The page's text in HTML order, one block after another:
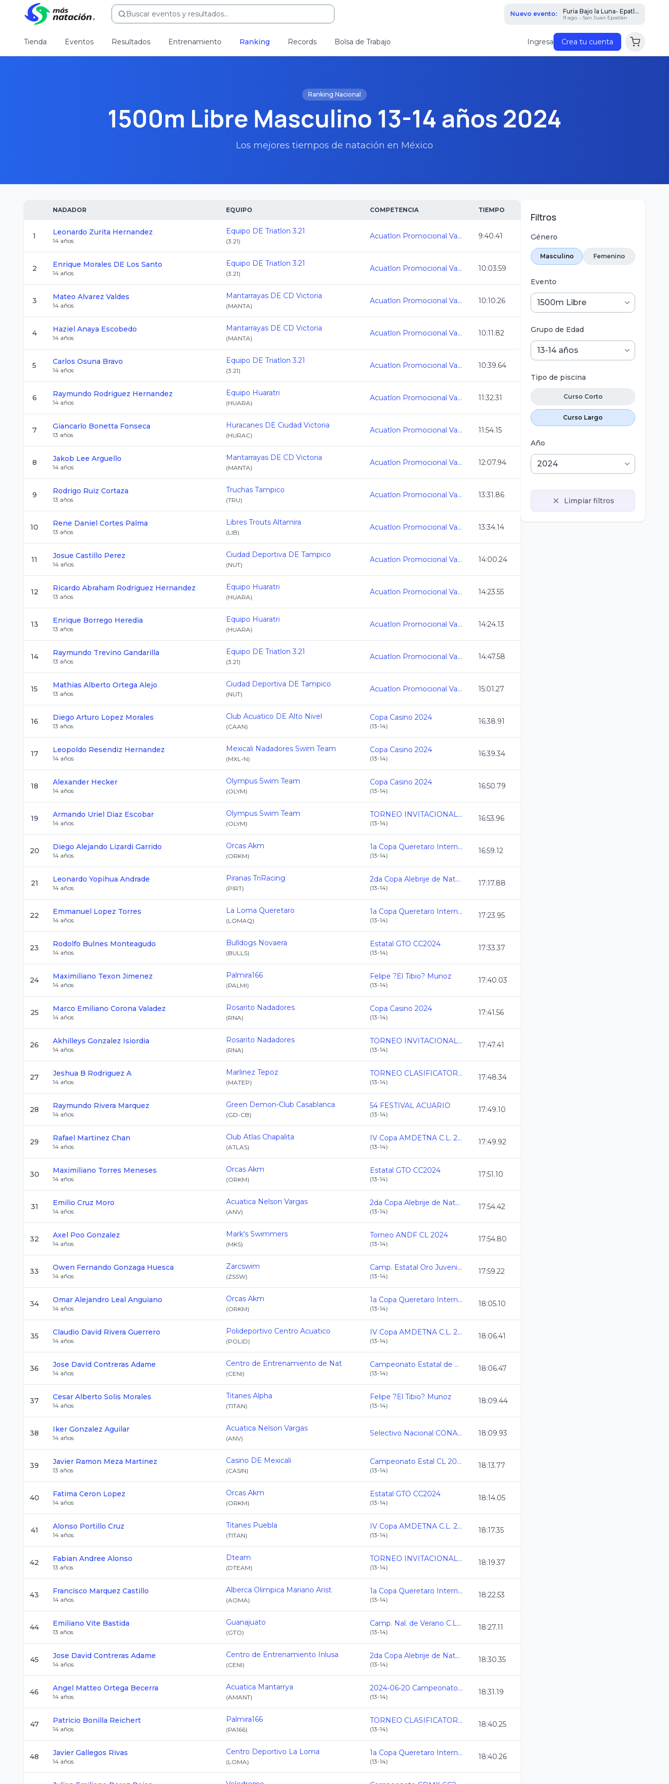
Buscar eventos y resultados... Nuevo evento: Furia Bajo la Luna- Epatl...
9 ago. • San Juan Epatlán
Tienda Eventos Resultados Entrenamiento Ranking Records Bolsa de Trabajo Ingresa Crea tu cuenta
Ranking Nacional
1500m Libre Masculino 13-14 años 2024
Los mejores tiempos de natación en México
NADADOR EQUIPO COMPETENCIA TIEMPO
1 Leonardo Zurita Hernandez
14 años
Equipo DE Triatlon 3.21
(3.21)
Acuatlon Promocional Vamos Todos al Siglo XXI 9:40.41
2 Enrique Morales DE Los Santo
14 años
Equipo DE Triatlon 3.21
(3.21)
Acuatlon Promocional Vamos Todos al Siglo XXI 10:03.59
3 Mateo Alvarez Valdes
14 años
Mantarrayas DE CD Victoria
(MANTA)
Acuatlon Promocional Vamos Todos al Siglo XXI 10:10.26
4 Haziel Anaya Escobedo
14 años
Mantarrayas DE CD Victoria
(MANTA)
Acuatlon Promocional Vamos Todos al Siglo XXI 10:11.82
5 Carlos Osuna Bravo
14 años
Equipo DE Triatlon 3.21
(3.21)
Acuatlon Promocional Vamos Todos al Siglo XXI 10:39.64
6 Raymundo Rodriguez Hernandez
14 años
Equipo Huaratri
(HUARA)
Acuatlon Promocional Vamos Todos al Siglo XXI 11:32.31
7 Giancarlo Bonetta Fonseca
13 años
Huracanes DE Ciudad Victoria
(HURAC)
Acuatlon Promocional Vamos Todos al Siglo XXI 11:54.15
8 Jakob Lee Arguello
14 años
Mantarrayas DE CD Victoria
(MANTA)
Acuatlon Promocional Vamos Todos al Siglo XXI 12:07.94
9 Rodrigo Ruiz Cortaza
13 años
Truchas Tampico
(TRU)
Acuatlon Promocional Vamos Todos al Siglo XXI 13:31.86
10 Rene Daniel Cortes Palma
13 años
Libres Trouts Altamira
(LIB)
Acuatlon Promocional Vamos Todos al Siglo XXI 13:34.14
11 Josue Castillo Perez
14 años
Ciudad Deportiva DE Tampico
(NUT)
Acuatlon Promocional Vamos Todos al Siglo XXI 14:00.24
12 Ricardo Abraham Rodriguez Hernandez
13 años
Equipo Huaratri
(HUARA)
Acuatlon Promocional Vamos Todos al Siglo XXI 14:23.55
13 Enrique Borrego Heredia
13 años
Equipo Huaratri
(HUARA)
Acuatlon Promocional Vamos Todos al Siglo XXI 14:24.13
14 Raymundo Trevino Gandarilla
13 años
Equipo DE Triatlon 3.21
(3.21)
Acuatlon Promocional Vamos Todos al Siglo XXI 14:47.58
15 Mathias Alberto Ortega Alejo
13 años
Ciudad Deportiva DE Tampico
(NUT)
Acuatlon Promocional Vamos Todos al Siglo XXI 15:01.27
16 Diego Arturo Lopez Morales
13 años
Club Acuatico DE Alto Nivel
(CAAN)
Copa Casino 2024
(13-14)
16:38.91
17 Leopoldo Resendiz Hernandez
14 años
Mexicali Nadadores Swim Team
(MXL-N)
Copa Casino 2024
(13-14)
16:39.34
18 Alexander Hecker
14 años
Olympus Swim Team
(OLYM)
Copa Casino 2024
(13-14)
16:50.79
19 Armando Uriel Diaz Escobar
14 años
Olympus Swim Team
(OLYM)
TORNEO INVITACIONAL DE INVIERNO CL 2024
(13-14)
16:53.96
20 Diego Alejando Lizardi Garrido
14 años
Orcas Akm
(ORKM)
1a Copa Queretaro Internacional
(13-14)
16:59.12
21 Leonardo Yopihua Andrade
14 años
Piranas TriRacing
(PIRT)
2da Copa Alebrije de Natacion CL 2024
(13-14)
17:17.88
22 Emmanuel Lopez Torres
14 años
La Loma Queretaro
(LOMAQ)
1a Copa Queretaro Internacional
(13-14)
17:23.95
23 Rodolfo Bulnes Monteagudo
14 años
Bulldogs Novaera
(BULLS)
Estatal GTO CC2024
(13-14)
17:33.37
24 Maximiliano Texon Jimenez
14 años
Palmira166
(PALMI)
Felipe ?El Tibio? Munoz
(13-14)
17:40.03
25 Marco Emiliano Corona Valadez
14 años
Rosarito Nadadores
(RNA)
Copa Casino 2024
(13-14)
17:41.56
26 Akhilleys Gonzalez Isiordia
14 años
Rosarito Nadadores
(RNA)
TORNEO INVITACIONAL DE INVIERNO CL 2024
(13-14)
17:47.41
27 Jeshua B Rodriguez A
14 años
Marlinez Tepoz
(MATEP)
TORNEO CLASIFICATORIO AMORNAC 12 Y 13 OCT 24
(13-14)
17:48.34
28 Raymundo Rivera Marquez
14 años
Green Demon-Club Casablanca
(GD-CB)
54 FESTIVAL ACUARIO
(13-14)
17:49.10
29 Rafael Martinez Chan
14 años
Club Atlas Chapalita
(ATLAS)
IV Copa AMDETNA C.L. 2024
(13-14)
17:49.92
30 Maximiliano Torres Meneses
14 años
Orcas Akm
(ORKM)
Estatal GTO CC2024
(13-14)
17:51.10
31 Emilio Cruz Moro
14 años
Acuatica Nelson Vargas
(ANV)
2da Copa Alebrije de Natacion CL 2024
(13-14)
17:54.42
32 Axel Poo Gonzalez
14 años
Mark's Swimmers
(MKS)
Torneo ANDF CL 2024
(13-14)
17:54.80
33 Owen Fernando Gonzaga Huesca
14 años
Zarcswim
(ZSSW)
Camp. Estatal Oro Juvenil C.L. 2023-2024
(13-14)
17:59.22
34 Omar Alejandro Leal Anguiano
14 años
Orcas Akm
(ORKM)
1a Copa Queretaro Internacional
(13-14)
18:05.10
35 Claudio David Rivera Guerrero
14 años
Polideportivo Centro Acuatico
(POLID)
IV Copa AMDETNA C.L. 2024
(13-14)
18:06.41
36 Jose David Contreras Adame
14 años
Centro de Entrenamiento de Nat
(CENI)
Campeonato Estatal de Natacion Oaxaca 2024
(13-14)
18:06.47
37 Cesar Alberto Solis Morales
14 años
Titanes Alpha
(TITAN)
Felipe ?El Tibio? Munoz
(13-14)
18:09.44
38 Iker Gonzalez Aguilar
14 años
Acuatica Nelson Vargas
(ANV)
Selectivo Nacional CONADEIP 2024 18:09.93
39 Javier Ramon Meza Martinez
13 años
Casino DE Mexicali
(CASIN)
Campeonato Estal CL 2024
(13-14)
18:13.77
40 Fatima Ceron Lopez
14 años
Orcas Akm
(ORKM)
Estatal GTO CC2024
(13-14)
18:14.05
41 Alonso Portillo Cruz
14 años
Titanes Puebla
(TITAN)
IV Copa AMDETNA C.L. 2024
(13-14)
18:17.35
42 Fabian Andree Alonso
13 años
Dteam
(DTEAM)
TORNEO INVITACIONAL DE INVIERNO CL 2024
(13-14)
18:19.37
43 Francisco Marquez Castillo
14 años
Alberca Olimpica Mariano Arist
(AOMA)
1a Copa Queretaro Internacional
(13-14)
18:22.53
44 Emiliano Vite Bastida
13 años
Guanajuato
(GTO)
Camp. Nal. de Verano C.L. 2024
(13-14)
18:27.11
45 Jose David Contreras Adame
14 años
Centro de Entrenamiento Inlusa
(CENI)
2da Copa Alebrije de Natacion CL 2024
(13-14)
18:30.35
46 Angel Matteo Ortega Becerra
14 años
Acuatica Mantarrya
(AMANT)
2024-06-20 Campeonato Estatal y Sel CL AJN
(13-14)
18:31.19
47 Patricio Bonilla Reichert
14 años
Palmira166
(PA166)
TORNEO CLASIFICATORIO AMORNAC 12 Y 13 OCT 24
(13-14)
18:40.25
48 Javier Gallegos Rivas
14 años
Centro Deportivo La Loma
(LOMA)
1a Copa Queretaro Internacional
(13-14)
18:40.26
Filtros
Género
Masculino Femenino
Evento
Grupo de Edad
Tipo de piscina
Curso Corto
Curso Largo
Año
Limpiar filtros